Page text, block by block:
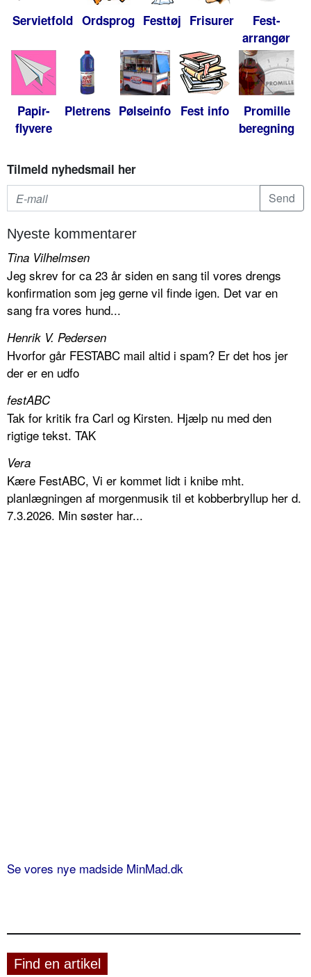
Servietfold Ordsprog Festtøj Frisurer
Fest-
arrangør
Papir-
flyvere
Pletrens Pølseinfo Fest info
Promille
beregning
Tilmeld nyhedsmail her
Nyeste kommentarer
Tina Vilhelmsen
Jeg skrev for ca 23 år siden en sang til vores drengs
konfirmation som jeg gerne vil finde igen. Det var en
sang fra vores hund...
Henrik V. Pedersen
Hvorfor går FESTABC mail altid i spam? Er det hos jer
der er en udfo
festABC
Tak for kritik fra Carl og Kirsten. Hjælp nu med den
rigtige tekst. TAK
Vera
Kære FestABC, Vi er kommet lidt i knibe mht.
planlægningen af morgenmusik til et kobberbryllup her d.
7.3.2026. Min søster har...
Se vores nye madside MinMad.dk
Find en artikel